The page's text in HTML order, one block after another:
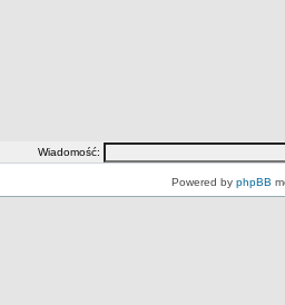
Wiadomość:
Powered by phpBB